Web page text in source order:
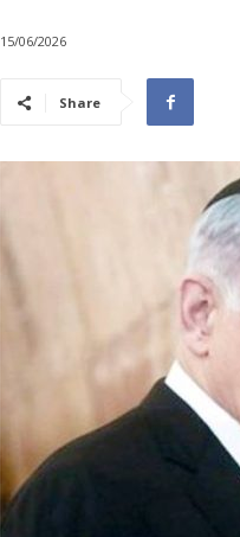
15/06/2026
Share